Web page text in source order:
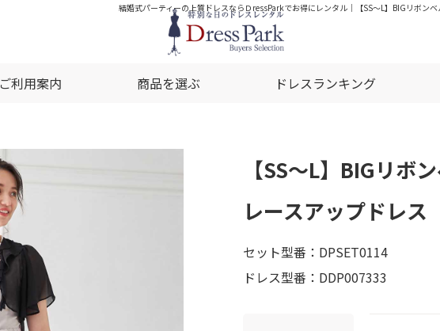
結婚式パーティーの上質ドレスならＤressParkでお得にレンタル｜【SS～L】BIGリボン
ご利用案内 商品を選ぶ ドレスランキング
【SS～L】BIGリボ
レースアップドレス
セット型番：DPSET0114
ドレス型番：DDP007333